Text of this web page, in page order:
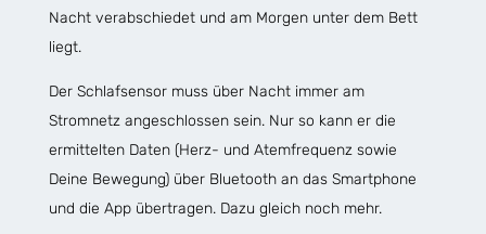
Nacht verabschiedet und am Morgen unter dem Bett
liegt.
Der Schlafsensor muss über Nacht immer am
Stromnetz angeschlossen sein. Nur so kann er die
ermittelten Daten (Herz- und Atemfrequenz sowie
Deine Bewegung) über Bluetooth an das Smartphone
und die App übertragen. Dazu gleich noch mehr.